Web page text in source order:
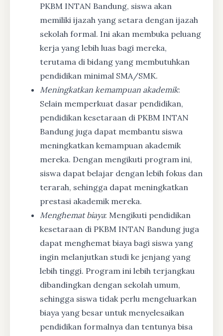
PKBM INTAN Bandung, siswa akan
memiliki ijazah yang setara dengan ijazah
sekolah formal. Ini akan membuka peluang
kerja yang lebih luas bagi mereka,
terutama di bidang yang membutuhkan
pendidikan minimal SMA/SMK.
Meningkatkan kemampuan akademik:
Selain memperkuat dasar pendidikan,
pendidikan kesetaraan di PKBM INTAN
Bandung juga dapat membantu siswa
meningkatkan kemampuan akademik
mereka. Dengan mengikuti program ini,
siswa dapat belajar dengan lebih fokus dan
terarah, sehingga dapat meningkatkan
prestasi akademik mereka.
Menghemat biaya: Mengikuti pendidikan
kesetaraan di PKBM INTAN Bandung juga
dapat menghemat biaya bagi siswa yang
ingin melanjutkan studi ke jenjang yang
lebih tinggi. Program ini lebih terjangkau
dibandingkan dengan sekolah umum,
sehingga siswa tidak perlu mengeluarkan
biaya yang besar untuk menyelesaikan
pendidikan formalnya dan tentunya bisa